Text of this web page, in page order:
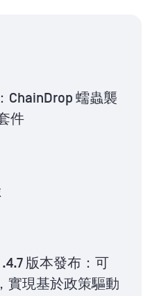
ChainDrop 蠕蟲襲
件
版本發布：可
實現基於政策驅動